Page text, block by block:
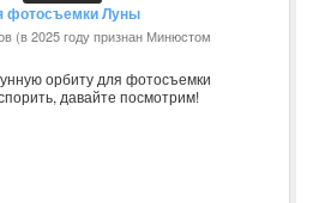
фотосъемки Луны
(в 2025 году признан Минюстом
орбиту для фотосъемки
давайте посмотрим!